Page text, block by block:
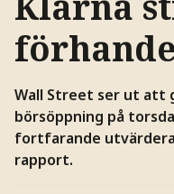
Wall Street ser ut att
börsöppning på
fortfarande
rapport.